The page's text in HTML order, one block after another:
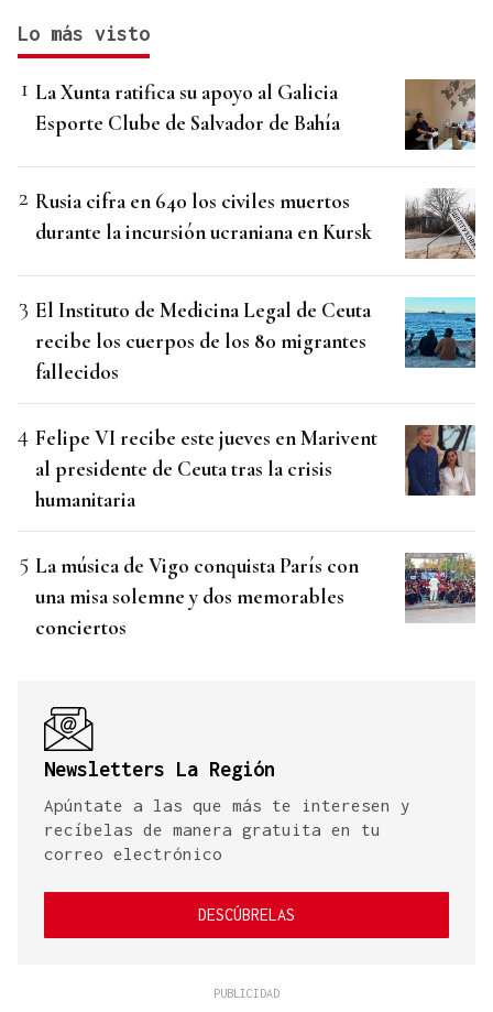
Lo más visto
La Xunta ratifica su apoyo al Galicia
Esporte Clube de Salvador de Bahía
Rusia cifra en 640 los civiles muertos
durante la incursión ucraniana en Kursk
El Instituto de Medicina Legal de Ceuta
recibe los cuerpos de los 80 migrantes
fallecidos
Felipe VI recibe este jueves en Marivent
al presidente de Ceuta tras la crisis
humanitaria
La música de Vigo conquista París con
una misa solemne y dos memorables
conciertos
Newsletters La Región
Apúntate a las que más te interesen y
recíbelas de manera gratuita en tu
correo electrónico
DESCÚBRELAS